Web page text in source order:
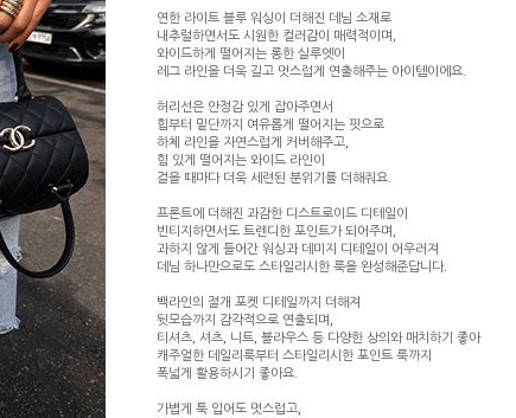
연한 라이트 블루 워싱이 더해진 데님 소재로
내추럴하면서도 시원한 컬러감이 매력적이며,
와이드하게 떨어지는 롱한 실루엣이
레그 라인을 더욱 길고 멋스럽게 연출해주는 아이템이에요.
허리선은 안정감 있게 잡아주면서
힙부터 밑단까지 여유롭게 떨어지는 핏으로
하체 라인을 자연스럽게 커버해주고,
힘 있게 떨어지는 와이드 라인이
걸을 때마다 더욱 세련된 분위기를 더해줘요.
프론트에 더해진 과감한 디스트로이드 디테일이
빈티지하면서도 트렌디한 포인트가 되어주며,
과하지 않게 들어간 워싱과 데미지 디테일이 어우러져
데님 하나만으로도 스타일리시한 룩을 완성해준답니다.
백라인의 절개 포켓 디테일까지 더해져
뒷모습까지 감각적으로 연출되며,
티셔츠, 셔츠, 니트, 블라우스 등 다양한 상의와 매치하기 좋아
캐주얼한 데일리룩부터 스타일리시한 포인트 룩까지
폭넓게 활용하시기 좋아요.
가볍게 툭 입어도 멋스럽고,